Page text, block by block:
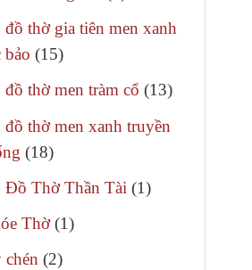
đồ thờ gia tiên men xanh
bảo
1515
đồ thờ men tràm cổ 1313
đồ thờ men xanh truyền
1818
Đồ Thờ Thần Tài 11
Thờ 11
22